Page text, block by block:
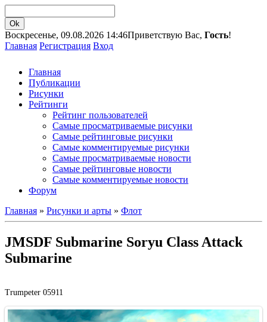
Воскресенье, 09.08.2026 14:46Приветствую Вас, Гость!
Главная Регистрация Вход
Главная
Публикации
Рисунки
Рейтинги
Рейтинг пользователей
Самые просматриваемые рисунки
Самые рейтинговые рисунки
Самые комментируемые рисунки
Самые просматриваемые новости
Самые рейтинговые новости
Самые комментируемые новости
Форум
Главная » Рисунки и арты » Флот
JMSDF Submarine Soryu Class Attack
Submarine
Trumpeter 05911